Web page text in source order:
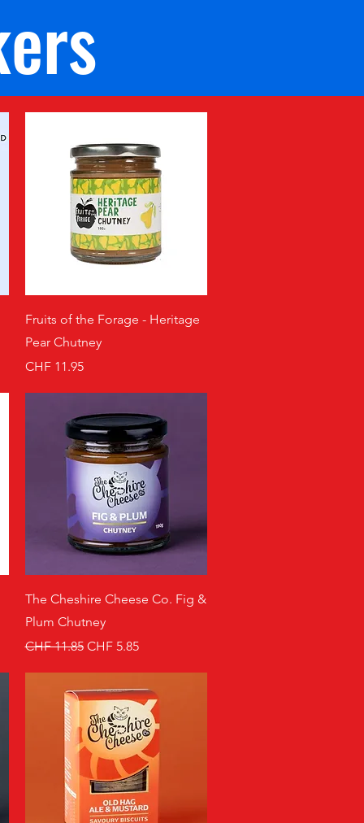
Schnellansicht
Fruits of the Forage - Heritage
Pear Chutney
Preis
CHF 11.95
Schnellansicht
The Cheshire Cheese Co. Fig &
Plum Chutney
Standardpreis
CHF 11.85 Sale-Preis
CHF 5.85